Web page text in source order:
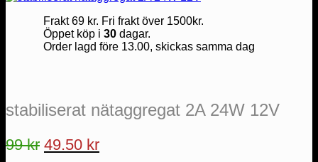
Frakt 69 kr. Fri frakt över 1500kr.
Öppet köp i 30dagar.
Order lagd före 13.00, skickas samma dag
stabiliserat nätaggregat 2A 24W 12V
99kr Det
49.50 krDet